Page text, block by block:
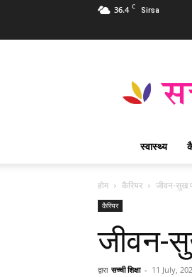
36.4 C Sirsa
स्वास्थ्य
होम कैरियर जीवन-सुख
कैरियर
जीवन-
द्वारा सच्ची शिक्षा - 11 July,